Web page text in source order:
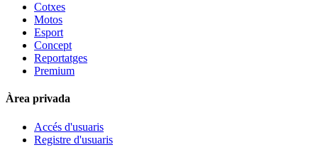
Cotxes
Motos
Esport
Concept
Reportatges
Premium
Àrea privada
Accés d'usuaris
Registre d'usuaris